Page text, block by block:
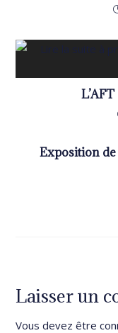
Exposition
Laisser un
Vous devez être